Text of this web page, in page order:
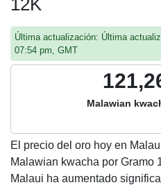
12K
Última actualización: Última
07:54 pm, GMT
Malawian
El precio del oro hoy en
Malawian kwacha por Gramo
Malaui ha aumentado